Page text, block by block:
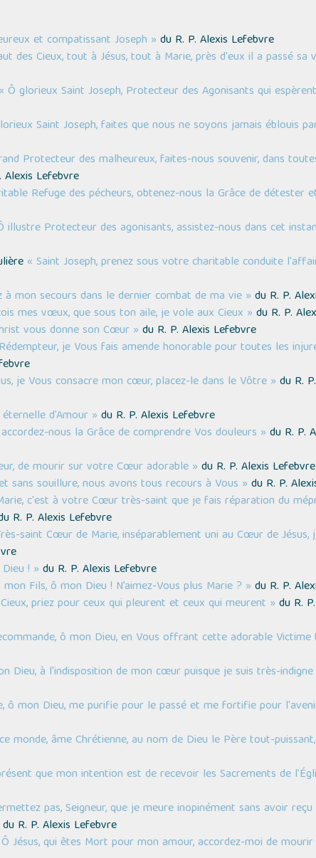
et compatissant Joseph » du R. P. Alexis Lefebvre
des Cieux, tout à Jésus, tout à Marie, près d'eux il a passé sa
« Ô glorieux Saint Joseph, Protecteur des Agonisants qui
Saint Joseph, faites que nous ne soyons jamais éblouis
Protecteur des malheureux, faites-nous souvenir, dans
Alexis Lefebvre
Refuge des pécheurs, obtenez-nous la Grâce de détester
illustre Protecteur des agonisants, assistez-nous dans cet
« Saint Joseph, prenez sous votre charitable conduite
à mon secours dans le dernier combat de ma vie » du R. P.
mes vœux, que sous ton aile, je vole aux Cieux » du R. P.
vous donne son Cœur » du R. P. Alexis Lefebvre
je Vous fais amende honorable pour toutes les
je Vous consacre mon cœur, placez-le dans le Vôtre » du R.
d'Amour » du R. P. Alexis Lefebvre
nous la Grâce de comprendre Vos douleurs » du R. P.
de mourir sur votre Cœur adorable » du R. P. Alexis Lefebvre
sans souillure, nous avons tous recours à Vous » du R. P.
c'est à votre Cœur très-saint que je fais réparation du
R. P. Alexis Lefebvre
saint Cœur de Marie, inséparablement uni au Cœur de Jésus,
! » du R. P. Alexis Lefebvre
mon Fils, ô mon Dieu ! N’aimez-Vous plus Marie ? » du R. P.
priez pour ceux qui pleurent et ceux qui meurent » du R.
ô mon Dieu, en Vous offrant cette adorable
Dieu, à l'indisposition de mon cœur puisque je suis très-
ô mon Dieu, me purifie pour le passé et me fortifie pour
monde, âme Chrétienne, au nom de Dieu le Père tout-
que mon intention est de recevoir les Sacrements de
pas, Seigneur, que je meure inopinément sans avoir reçu
du R. P. Alexis Lefebvre
Jésus, qui êtes Mort pour mon amour, accordez-moi de